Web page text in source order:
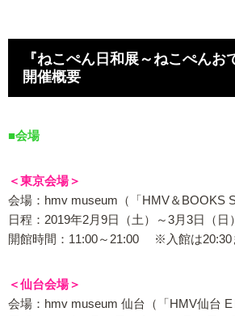
『ねこぺん日和展～ねこぺんお
開催概要
■会場
＜東京会場＞
会場：hmv museum（「HMV＆BOOKS
日程：2019年2月9日（土）～3月3日（日）
開館時間：11:00～21:00 ※入館は20:30
＜仙台会場＞
会場：hmv museum 仙台（「HMV仙台 E